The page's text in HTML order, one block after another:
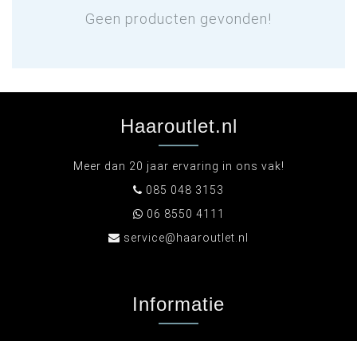
Geen producten gevonden!
Haaroutlet.nl
Meer dan 20 jaar ervaring in ons vak!
085 048 3153
06 8550 4111
service@haaroutlet.nl
Informatie